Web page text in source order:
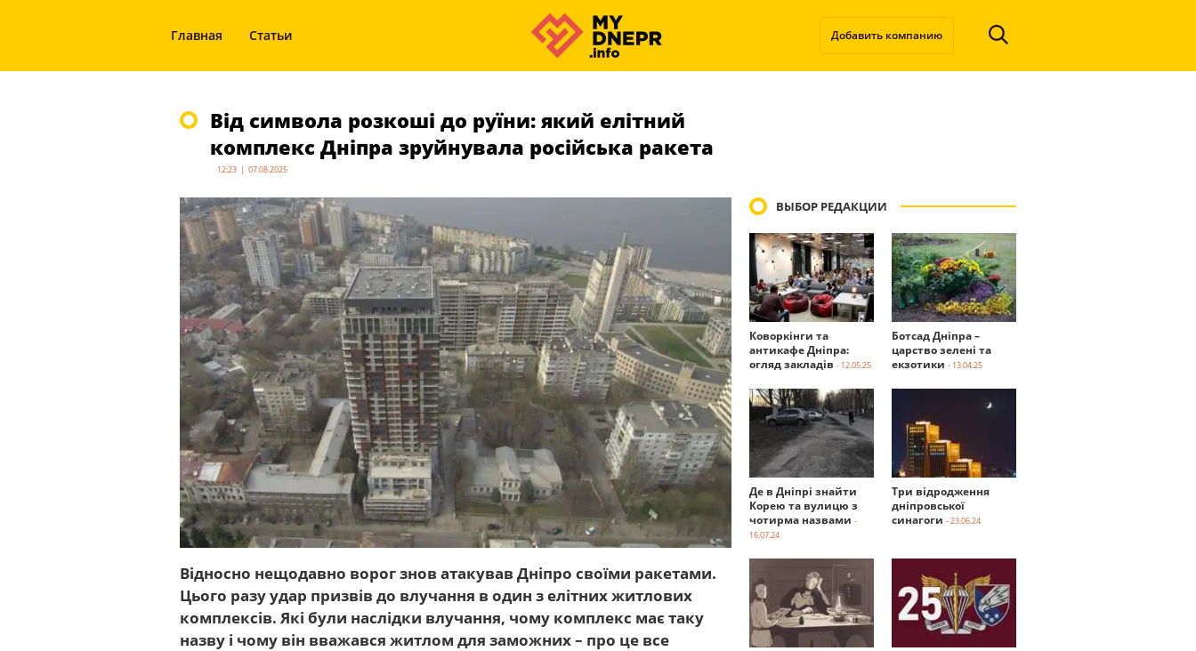
Главная Статьи Добавить компанию
Від символа розкоші до руїни: який елітний
комплекс Дніпра зруйнувала російська ракета
12:23 | 07.08.2025
Відносно нещодавно ворог знов атакував Дніпро своїми ракетами.
Цього разу удар призвів до влучання в один з елітних житлових
комплексів. Які були наслідки влучання, чому комплекс має таку
назву і чому він вважався житлом для заможних – про це все
ВЫБОР РЕДАКЦИИ
Коворкінги та
антикафе Дніпра:
огляд закладів - 12.05.25
Ботсад Дніпра –
царство зелені та
екзотики - 13.04.25
Де в Дніпрі знайти
Корею та вулицю з
чотирма назвами -
16.07.24
Три відродження
дніпровської
синагоги - 23.06.24